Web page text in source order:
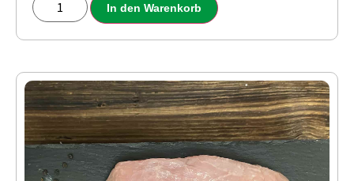
In den Warenkorb